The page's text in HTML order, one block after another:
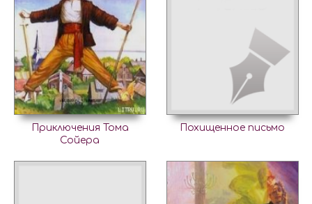
Приключения Тома
Сойера
Похищенное письмо